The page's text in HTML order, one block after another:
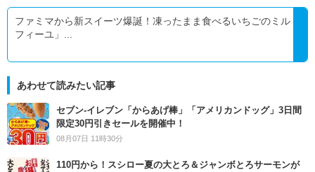
ファミマから新スイーツ爆誕！凍ったまま食べるいちごのミル
フィーユ」...
あわせて読みたい記事
セブン‐イレブン「からあげ棒」「アメリカンドッグ」3日間
限定30円引きセールを開催中！
08月07日 11時30分
110円から！スシロー夏の大とろ＆ジャンボとろサーモンが